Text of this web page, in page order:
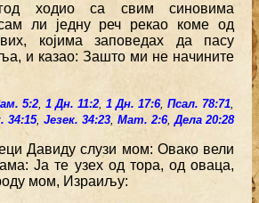
ходио са свим синовима
ли једну реч рекао коме од
којима заповедах да пасу
и казао: Зашто ми не начините
5:2, 1 Дн. 11:2, 1 Дн. 17:6, Псал. 78:71,
34:15, Језек. 34:23, Мат. 2:6,Дела 20:28
Давиду слузи мом: Овако вели
Ја те узех од тора, од оваца,
мом, Израиљу: